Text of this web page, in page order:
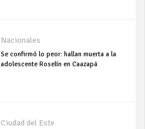
Nacionales
Se confirmó lo peor: hallan muerta a la
adolescente Roselín en Caazapá
Ciudad del Este